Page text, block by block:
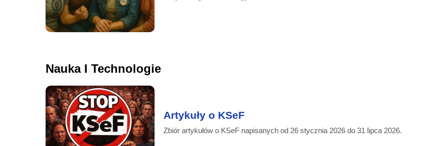
Nauka I Technologie
Artykuły o KSeF
Zbiór artykułów o KSeF napisanych od 26 stycznia 2026 do 31 lipca 2026.